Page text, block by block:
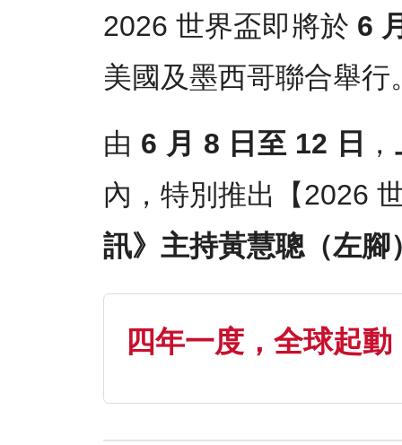
2026 世界盃即將於 6
美國及墨西哥聯合舉行
由 6 月 8 日至 12 日 ，
內，特別推出【2026
訊》主持黃慧聰（左腳
四年一度，全球起